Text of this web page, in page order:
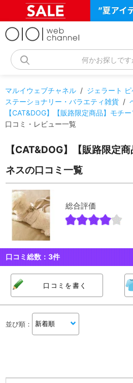
何かお探しです
マルイウェブチャネル / ジェラート ピ
ステーショナリー・バラエティ雑貨 /
【CAT&DOG】【販路限定商品】モチ
口コミ・レビュー一覧
【CAT&DOG】【販路限定
ネスの口コミ一覧
総合評価
口コミ総数：3件
口コミを書く
並び順 ：